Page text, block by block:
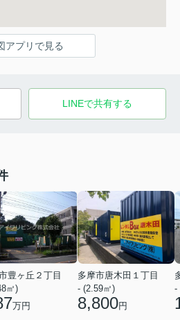
アプリで見る
LINEで共有する
豊ヶ丘２丁目
㎡)
万円
多摩市唐木田１丁目
- (2.59㎡)
8,800円
-